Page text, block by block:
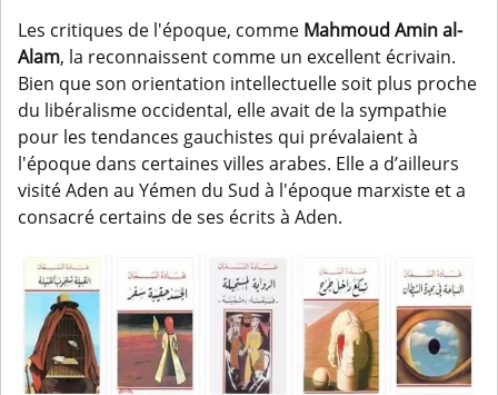
Les critiques de l'époque, comme Mahmoud Amin al-
Alam, la reconnaissent comme un excellent écrivain.
Bien que son orientation intellectuelle soit plus proche
du libéralisme occidental, elle avait de la sympathie
pour les tendances gauchistes qui prévalaient à
l'époque dans certaines villes arabes. Elle a d’ailleurs
visité Aden au Yémen du Sud à l'époque marxiste et a
consacré certains de ses écrits à Aden.